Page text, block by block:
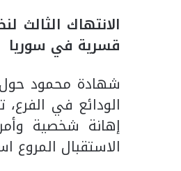
الانتهاك الثالث
قسرية في سوريا
شهادة محمود
الودائع في
إهانة شخصية
الاستقبال